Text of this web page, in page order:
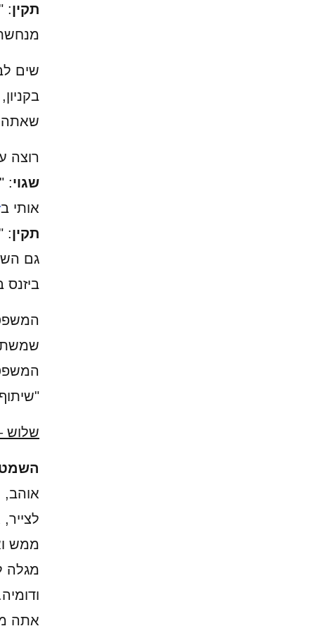
תקין
שים
שאתה
רוצה
שגוי:
אותי ב
תקין:
גם
ביזנס
שלוש
השמט
אוהב,
ממש
מגלה
אתה